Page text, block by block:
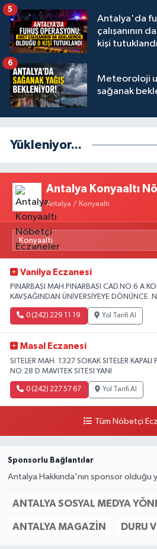
Antalya'da
çalışanının
kişi tutuklandı
5
Meteoroloji
sağanak
6
Yükleniyor...
Antalya Konyaaltı
Antalya / Konyaaltı
Vanilya Eczanesi
PINARBAŞI MAH.PINARBAŞI CAD.NO:6 A
KAVŞAĞINDAN ÜNİVERSİYEYE DÖNÜNCE
0 (242) 229 11 19 Yol Tarifi Al
Masal Eczanesi
SITELER MAH. 1327 SOKAK SITELER KAPALI
NO:28 D MAVITEK SITESI YANI
0 (242) 227 57 67 Yol Tarifi Al
Tüm Nöbetçi
Sponsorlu Bağlantılar
Antalya Hakkında'nın sponsor olduğu
ANTALYA SOSYAL MEDYA
ANTALYA MAGAZIN DURU